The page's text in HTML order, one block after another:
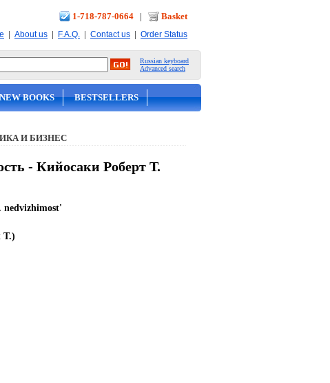
1-718-787-0664 | Basket
| About us | F.A.Q. | Contact us | Order Status
Russian keyboard
Advanced search
NEW BOOKS BESTSELLERS
И БИЗНЕС
- Кийосаки Роберт Т.
nedvizhimost'
T.)